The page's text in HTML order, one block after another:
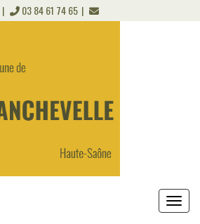
03 84 61 74 65